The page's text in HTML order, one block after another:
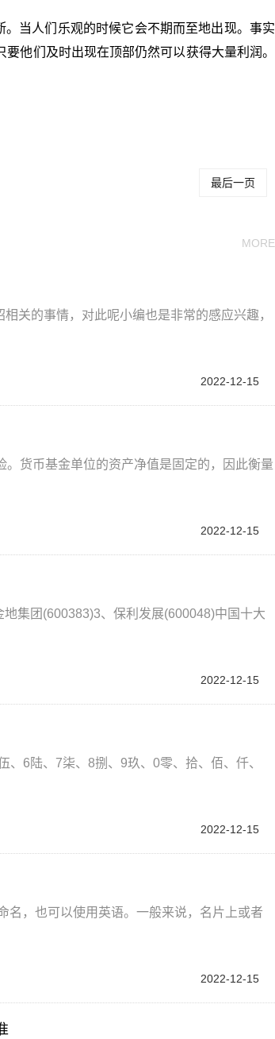
当人们乐观的时候它会不期而至地出现。事实
他们及时出现在顶部仍然可以获得大量利润。
最后一页
MORE
关的事情，对此呢小编也是非常的感应兴趣，
2022-12-15
货币基金单位的资产净值是固定的，因此衡量
2022-12-15
集团(600383)3、保利发展(600048)中国十大
2022-12-15
6陆、7柒、8捌、9玖、0零、拾、佰、仟、
2022-12-15
名，也可以使用英语。一般来说，名片上或者
2022-12-15